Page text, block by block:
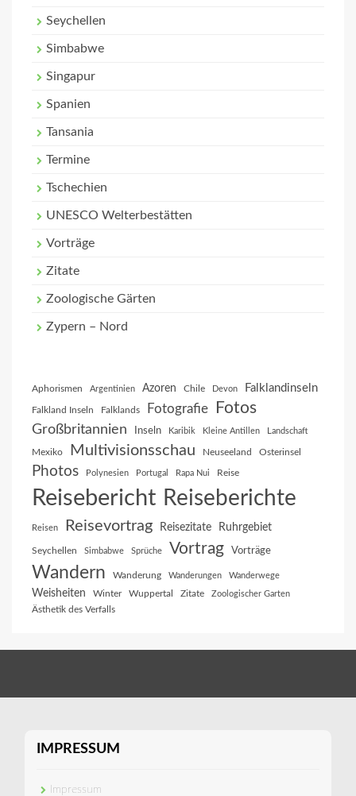
Seychellen
Simbabwe
Singapur
Spanien
Tansania
Termine
Tschechien
UNESCO Welterbestätten
Vorträge
Zitate
Zoologische Gärten
Zypern – Nord
Aphorismen Argentinien Azoren Chile Devon Falklandinseln
Falkland Inseln Falklands Fotografie Fotos
Großbritannien Inseln Karibik Kleine Antillen Landschaft
Mexiko Multivisionsschau Neuseeland Osterinsel
Photos Polynesien Portugal Rapa Nui Reise
Reisebericht Reiseberichte
Reisen Reisevortrag Reisezitate Ruhrgebiet
Seychellen Simbabwe Sprüche Vortrag Vorträge
Wandern Wanderung Wanderungen Wanderwege
Weisheiten Winter Wuppertal Zitate Zoologischer Garten
Ästhetik des Verfalls
IMPRESSUM
Impressum